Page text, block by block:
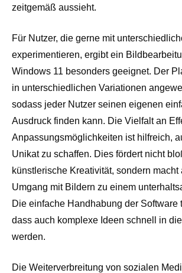
zeitgemäß aussieht.
Für Nutzer, die gerne mit
experimentieren, ergibt ein
Windows 11 besonders geeignet. Der
in unterschiedlichen Variationen
sodass jeder Nutzer seinen eigenen
Ausdruck finden kann. Die Vielfalt an
Anpassungsmöglichkeiten ist hilfreich,
Unikat zu schaffen. Dies fördert nicht
künstlerische Kreativität, sondern macht
Umgang mit Bildern zu einem
Die einfache Handhabung der Software
dass auch komplexe Ideen schnell in
werden.
Die Weiterverbreitung von sozialen